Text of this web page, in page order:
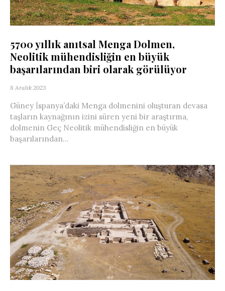
5700 yıllık anıtsal Menga Dolmen,
Neolitik mühendisliğin en büyük
başarılarından biri olarak görülüyor
8 Aralık 2023
Güney İspanya’daki Menga dolmenini oluşturan devasa
taşların kaynağının izini süren yeni bir araştırma,
dolmenin Geç Neolitik mühendisliğin en büyük
başarılarından...